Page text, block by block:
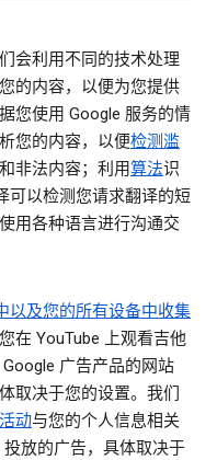
会利用不同的技术处理
的内容，以便为您提供
您使用 Google 服务的情
您的内容，以便检测滥
非法内容；利用算法识
可以检测您请求翻译的短
用各种语言进行沟通交
以及您的所有设备中收集
在 YouTube 上观看吉他
广告产品的网站
取决于您的设置。我们
动与您的个人信息相关
放的广告，具体取决于